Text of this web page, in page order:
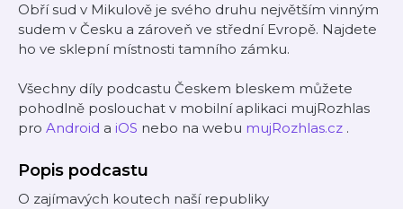
Obří sud v Mikulově je svého druhu největším vinným
sudem v Česku a zároveň ve střední Evropě. Najdete
ho ve sklepní místnosti tamního zámku.
Všechny díly podcastu Českem bleskem můžete
pohodlně poslouchat v mobilní aplikaci mujRozhlas
pro Android a iOS nebo na webu mujRozhlas.cz .
Popis podcastu
O zajímavých koutech naší republiky